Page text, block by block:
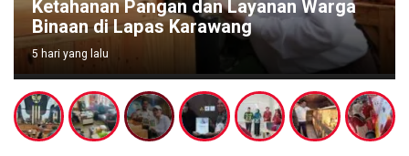
Ketahanan Pangan dan Layanan Warga
Binaan di Lapas Karawang
5 hari yang lalu